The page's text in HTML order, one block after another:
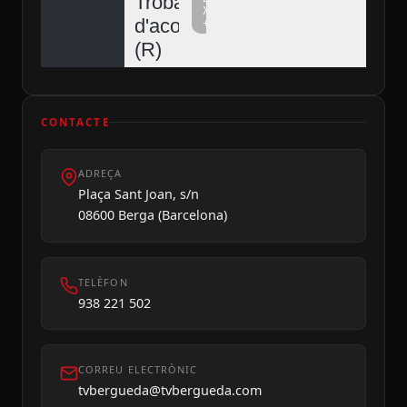
Diumenge 09
d'acordionistes
(R)
Xarxa
+
CONTACTE
ADREÇA
Plaça Sant Joan, s/n
08600 Berga (Barcelona)
TELÈFON
938 221 502
CORREU ELECTRÒNIC
tvbergueda@tvbergueda.com